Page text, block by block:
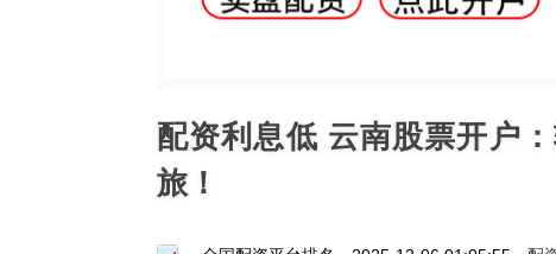
配资利息低 云南股票开户
旅！